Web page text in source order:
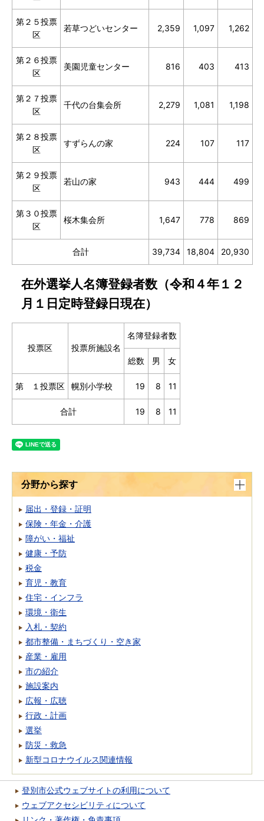
第２５投票
区
若草つどいセンター 2,359 1,097 1,262
第２６投票
区
美園児童センター 816 403 413
第２７投票
区
千代の台集会所 2,279 1,081 1,198
第２８投票
区
すずらんの家 224 107 117
第２９投票
区
若山の家 943 444 499
第３０投票
区
桜木集会所 1,647 778 869
合計 39,734 18,804 20,930
在外選挙人名簿登録者数（令和４年１２
月１日定時登録日現在）
投票区 投票所施設名
名簿登録者数
総数 男 女
第 １投票区 幌別小学校 19 8 11
合計 19 8 11
分野から探す
届出・登録・証明
保険・年金・介護
障がい・福祉
健康・予防
税金
育児・教育
住宅・インフラ
環境・衛生
入札・契約
都市整備・まちづくり・空き家
産業・雇用
市の紹介
施設案内
広報・広聴
行政・計画
選挙
防災・救急
新型コロナウイルス関連情報
登別市公式ウェブサイトの利用について
ウェブアクセシビリティについて